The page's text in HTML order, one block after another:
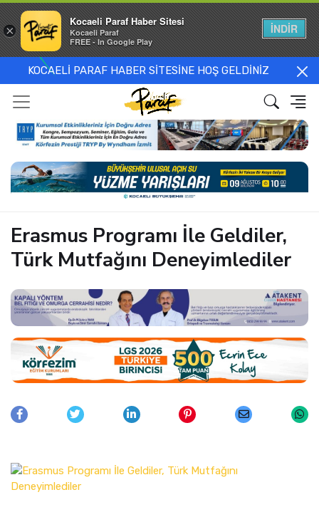
KOCAELİ PARAF HABER SİTESİNE HOŞ GELDİNİZ
Erasmus Programı İle Geldiler,
Türk Mutfağını Deneyimlediler
×
Kocaeli Paraf Haber Sitesi
Kocaeli Paraf
FREE - In Google Play
İNDİR